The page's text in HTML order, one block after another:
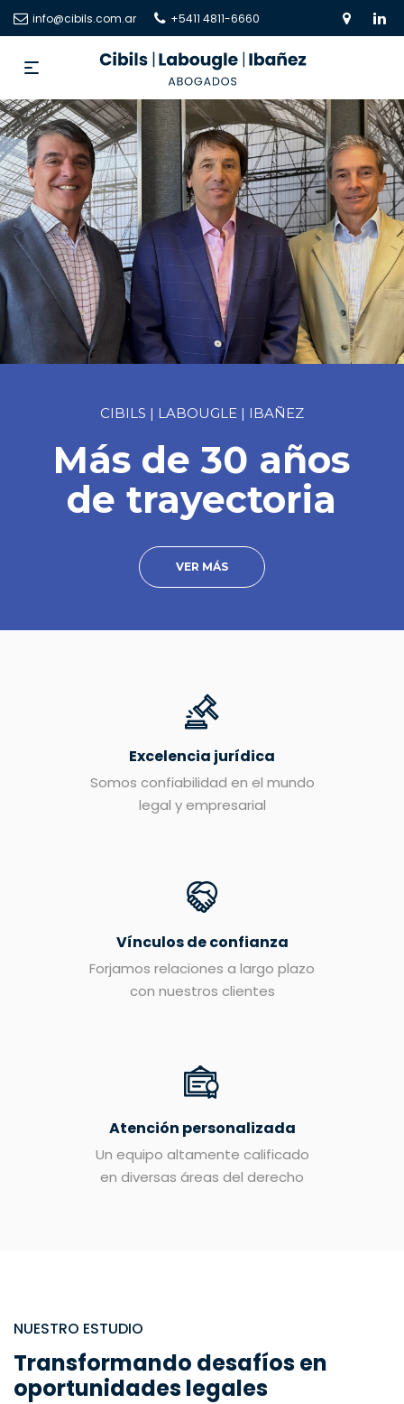
info@cibils.com.ar +5411 4811-6660
VER MÁS
CIBILS | LABOUGLE | IBAÑEZ
Más de 30 años
de trayectoria
Excelencia jurídica
Somos confiabilidad en el mundo
legal y empresarial
Vínculos de confianza
Forjamos relaciones a largo plazo
con nuestros clientes
Atención personalizada
Un equipo altamente calificado
en diversas áreas del derecho
NUESTRO ESTUDIO
Transformando desafíos en
oportunidades legales